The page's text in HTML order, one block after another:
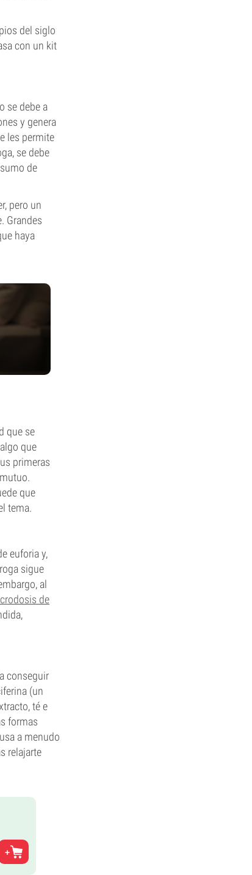
del siglo
con un kit
se debe a
y genera
les permite
se debe
de
pero un
Grandes
haya
que se
que
primeras
que
tema.
euforia y,
sigue
al
de
conseguir
(un
té e
formas
a menudo
relajarte